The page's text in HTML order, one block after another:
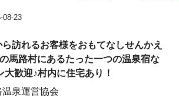
08-23
ら訪れるお客様をおもてなしせんかえ
馬路村にあるたった一つの温泉宿な
歓迎♪村内に住宅あり！
泉運営協会